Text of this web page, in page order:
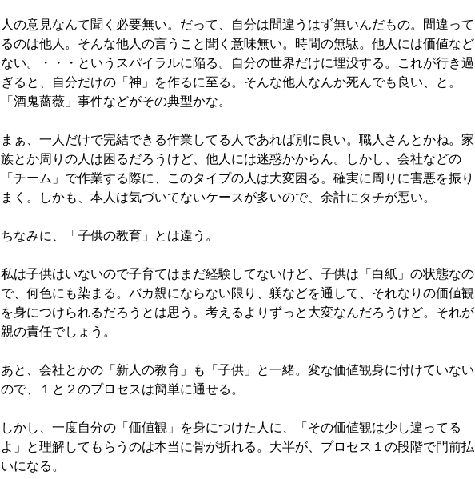
人の意見なんて聞く必要無い。だって、自分は間違うはず無いんだもの。間違って
るのは他人。そんな他人の言うこと聞く意味無い。時間の無駄。他人には価値など
ない。・・・というスパイラルに陥る。自分の世界だけに埋没する。これが行き過
ぎると、自分だけの「神」を作るに至る。そんな他人なんか死んでも良い、と。
「酒鬼薔薇」事件などがその典型かな。
まぁ、一人だけで完結できる作業してる人であれば別に良い。職人さんとかね。家
族とか周りの人は困るだろうけど、他人には迷惑かからん。しかし、会社などの
「チーム」で作業する際に、このタイプの人は大変困る。確実に周りに害悪を振り
まく。しかも、本人は気づいてないケースが多いので、余計にタチが悪い。
ちなみに、「子供の教育」とは違う。
私は子供はいないので子育てはまだ経験してないけど、子供は「白紙」の状態なの
で、何色にも染まる。バカ親にならない限り、躾などを通して、それなりの価値観
を身につけられるだろうとは思う。考えるよりずっと大変なんだろうけど。それが
親の責任でしょう。
あと、会社とかの「新人の教育」も「子供」と一緒。変な価値観身に付けていない
ので、１と２のプロセスは簡単に通せる。
しかし、一度自分の「価値観」を身につけた人に、「その価値観は少し違ってる
よ」と理解してもらうのは本当に骨が折れる。大半が、プロセス１の段階で門前払
いになる。